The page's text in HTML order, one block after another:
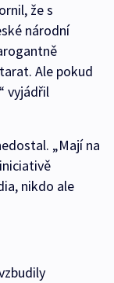
že s
národní
Ale pokud
vyjádřil
„Mají na
nikdo ale